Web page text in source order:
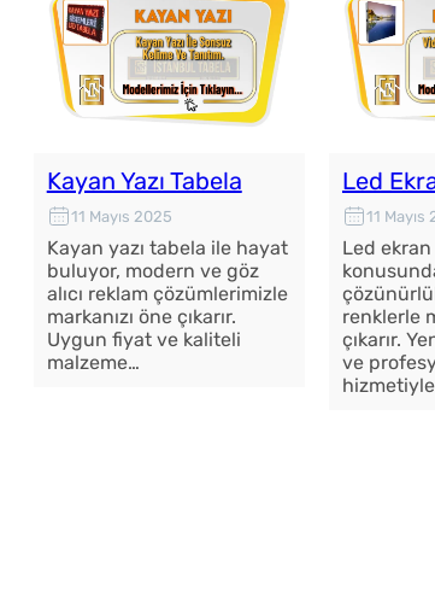
Kayan Yazı Tabela
11 Mayıs 2025
Kayan yazı tabela ile hayat
buluyor, modern ve göz
alıcı reklam çözümlerimizle
markanızı öne çıkarır.
Uygun fiyat ve kaliteli
malzeme…
Led
11 Mayıs
Led
renklerle
çıkarır.
ve